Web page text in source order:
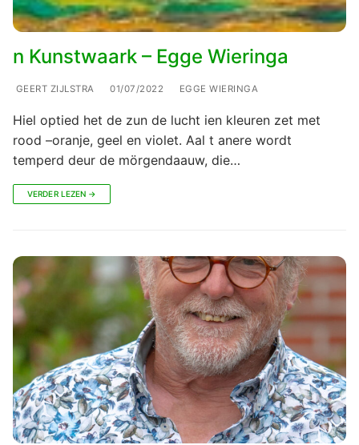
n Kunstwaark – Egge Wieringa
GEERT ZIJLSTRA 01/07/2022 EGGE WIERINGA
Hiel optied het de zun de lucht ien kleuren zet met
rood –oranje, geel en violet. Aal t anere wordt
temperd deur de mörgendaauw, die…
VERDER LEZEN →